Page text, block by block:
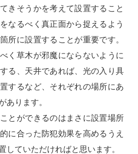
きそうかを考えて設置すること
なるべく真正面から捉えるよう
所に設置することが重要です。
く草木が邪魔にならないように
る、天井であれば、光の入り具
するなど、それぞれの場所にあ
あります。
とができるのはまさに設置場所
に合った防犯効果を高めるうえ
していただければと思います。